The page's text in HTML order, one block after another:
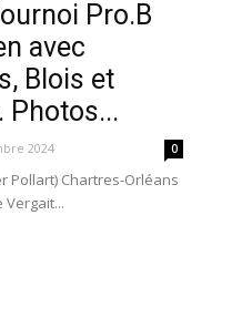
Pro.B
avec
Blois et
Photos...
2024 0
Pollart) Chartres-Orléans
Vergait...